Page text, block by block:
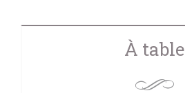
À table